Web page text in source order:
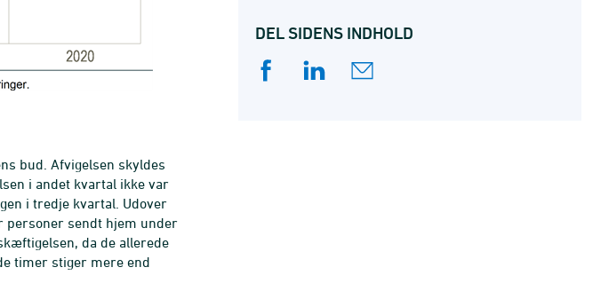
bud. Afvigelsen skyldes
i andet kvartal ikke var
i tredje kvartal. Udover
personer sendt hjem under
da de allerede
timer stiger mere end
DEL SIDENS INDHOLD